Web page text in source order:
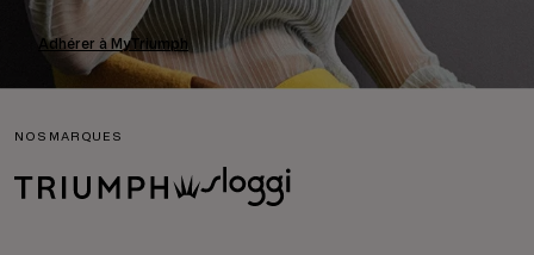
Adhérer à MyTriumph
NOS MARQUES